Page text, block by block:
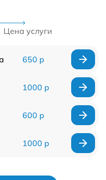
Цена услуги
650 р
1000 р
600 р
1000 р